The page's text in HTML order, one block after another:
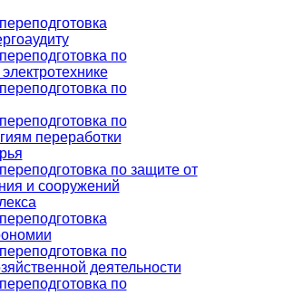
по
по
по
переработки
по защите от
и сооружений
по
деятельности
по